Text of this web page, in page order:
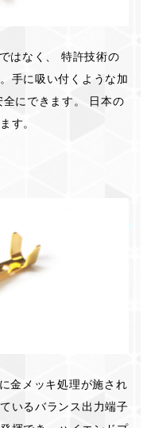
はなく、 特許技術の
手に吸い付くような加
にできます。 日本の
す。
金メッキ処理が施され
いるバランス出力端子